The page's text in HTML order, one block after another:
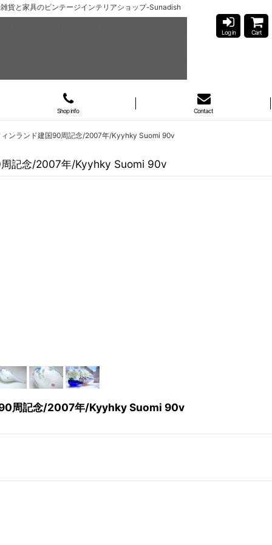
と家具のビンテージインテリアショップ-Sunadish
Log in Cart
Shop info Contact
ンランド建国90周記念/2007年/Kyyhky Suomi 90v
周記念/2007年/Kyyhky Suomi 90v
90周記念/2007年/Kyyhky Suomi 90v